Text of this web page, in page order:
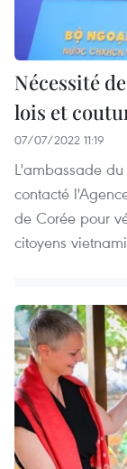
Nécessité
lois et
07/07/2022 11:19
L'ambassade
contacté
de Corée pour
citoyens